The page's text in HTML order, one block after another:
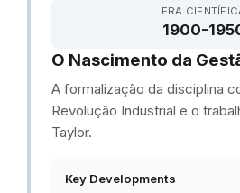
ERA
1900-
O Nascimento da
A formalização da disciplina
Revolução Industrial e o
Taylor.
Key Developments